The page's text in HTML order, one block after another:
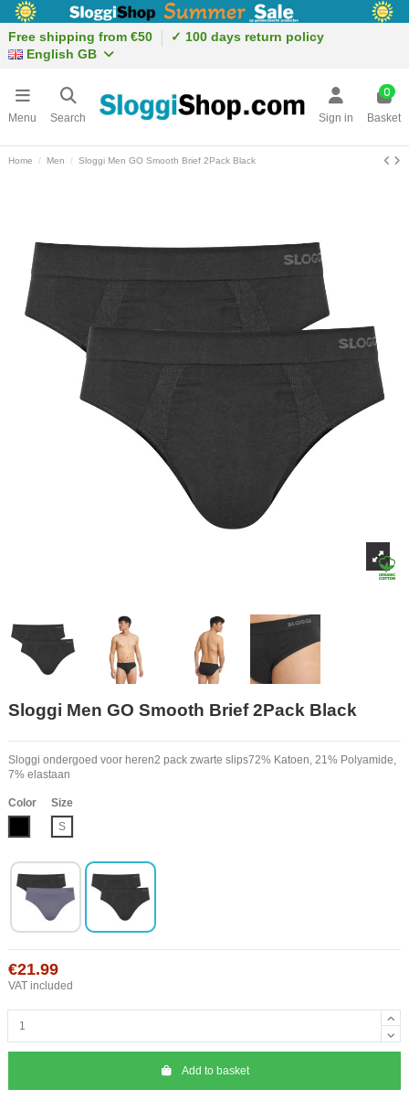
Free shipping from €50
✓ 100 days return policy
English GB
Menu Search Sign in
0
Basket
Home Men Sloggi Men GO Smooth Brief 2Pack Black
Sloggi Men GO Smooth Brief 2Pack Black
Sloggi ondergoed voor heren2 pack zwarte slips72% Katoen, 21% Polyamide,
7% elastaan
Color
Size
S
€21.99
VAT included
Add to basket